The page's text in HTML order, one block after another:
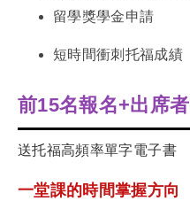
留學獎學金申請
短時間衝刺托福成績
前15名報名+出席者
送托福高頻率單字電子書
一堂課的時間掌握方向